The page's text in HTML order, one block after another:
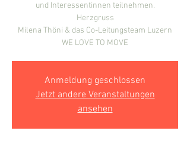
und Interessentinnen teilnehmen.
Herzgruss
Milena Thöni & das Co-Leitungsteam Luzern
WE LOVE TO MOVE
Anmeldung geschlossen
Jetzt andere Veranstaltungen
ansehen